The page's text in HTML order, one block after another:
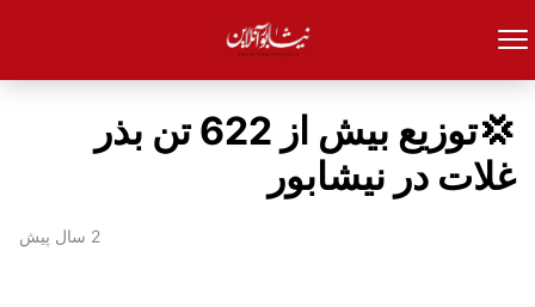
💢توزیع بیش از 622 تن بذر
غلات در نیشابور
2 سال پیش